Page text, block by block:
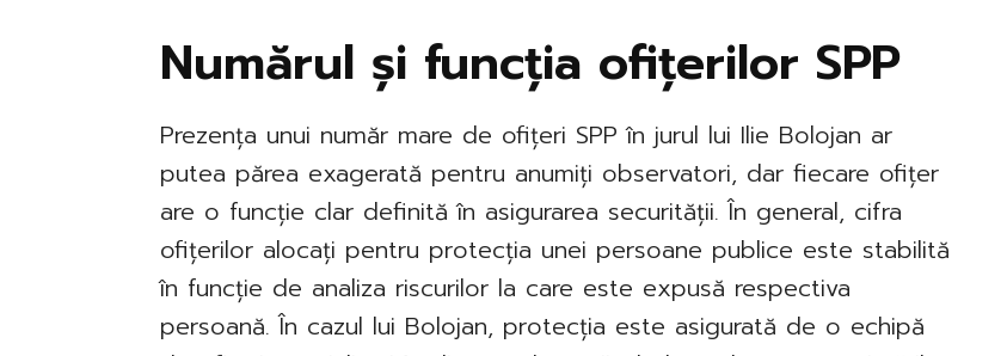
Numărul și funcția ofițerilor SPP
Prezența unui număr mare de ofițeri SPP în jurul lui Ilie Bolojan ar
putea părea exagerată pentru anumiți observatori, dar fiecare ofițer
are o funcție clar definită în asigurarea securității. În general, cifra
ofițerilor alocați pentru protecția unei persoane publice este stabilită
în funcție de analiza riscurilor la care este expusă respectiva
persoană. În cazul lui Bolojan, protecția este asigurată de o echipă